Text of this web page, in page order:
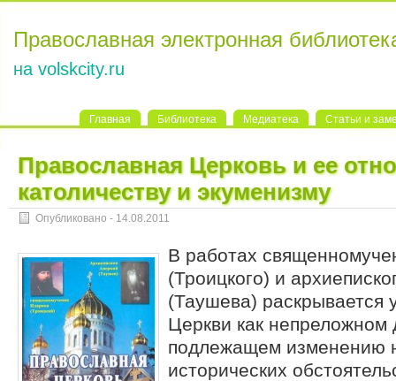
Православная электронная
на volskcity.ru
Главная Библиотека Медиатека Статьи и
Православная Церковь и ее
католичеству и экуменизму
Опубликовано - 14.08.2011
В работах
(Троицкого) и
(Таушева) раскрывается
Церкви как непреложном
подлежащем изменению
исторических